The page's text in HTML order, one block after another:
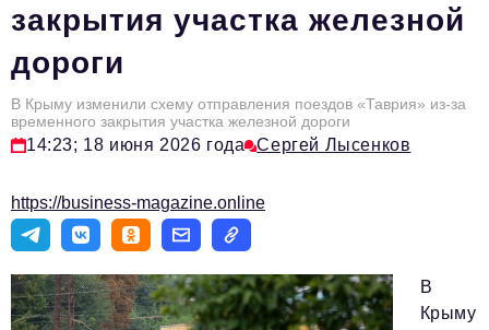
Инфраструктура развития
Технологии и тренды
Туризм
Импортозамещение
Авторские материалы
Телефон редакции:+7 495 727-01-67
закрытия участка железной
дороги
В Крыму изменили схему отправления поездов «Таврия» из-за
временного закрытия участка железной дороги
14:23; 18 июня 2026 года Сергей Лысенков
https://business-magazine.online
В
Крыму